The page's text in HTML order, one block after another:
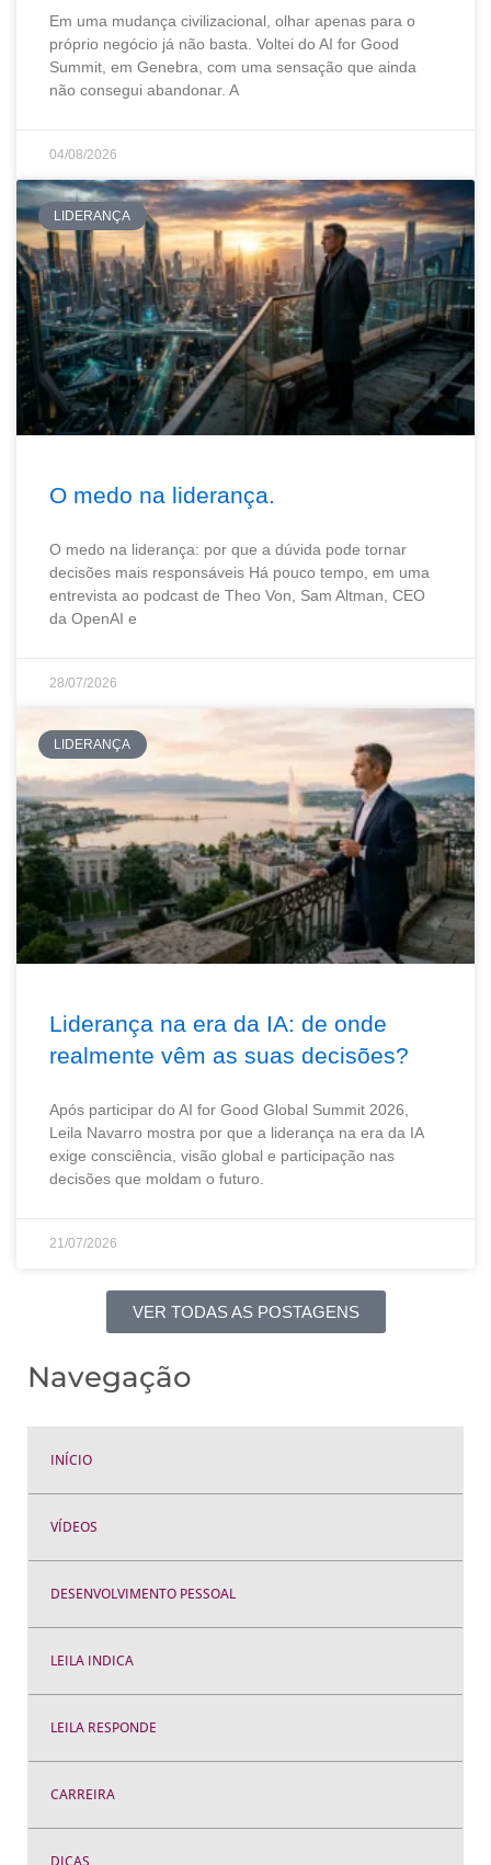
Em uma mudança civilizacional, olhar apenas para o
próprio negócio já não basta. Voltei do AI for Good
Summit, em Genebra, com uma sensação que ainda
não consegui abandonar. A
04/08/2026
LIDERANÇA
O medo na liderança.
O medo na liderança: por que a dúvida pode tornar
decisões mais responsáveis Há pouco tempo, em uma
entrevista ao podcast de Theo Von, Sam Altman, CEO
da OpenAI e
28/07/2026
LIDERANÇA
Liderança na era da IA: de onde
realmente vêm as suas decisões?
Após participar do AI for Good Global Summit 2026,
Leila Navarro mostra por que a liderança na era da IA
exige consciência, visão global e participação nas
decisões que moldam o futuro.
21/07/2026
VER TODAS AS POSTAGENS
Navegação
INÍCIO
VÍDEOS
DESENVOLVIMENTO PESSOAL
LEILA INDICA
LEILA RESPONDE
CARREIRA